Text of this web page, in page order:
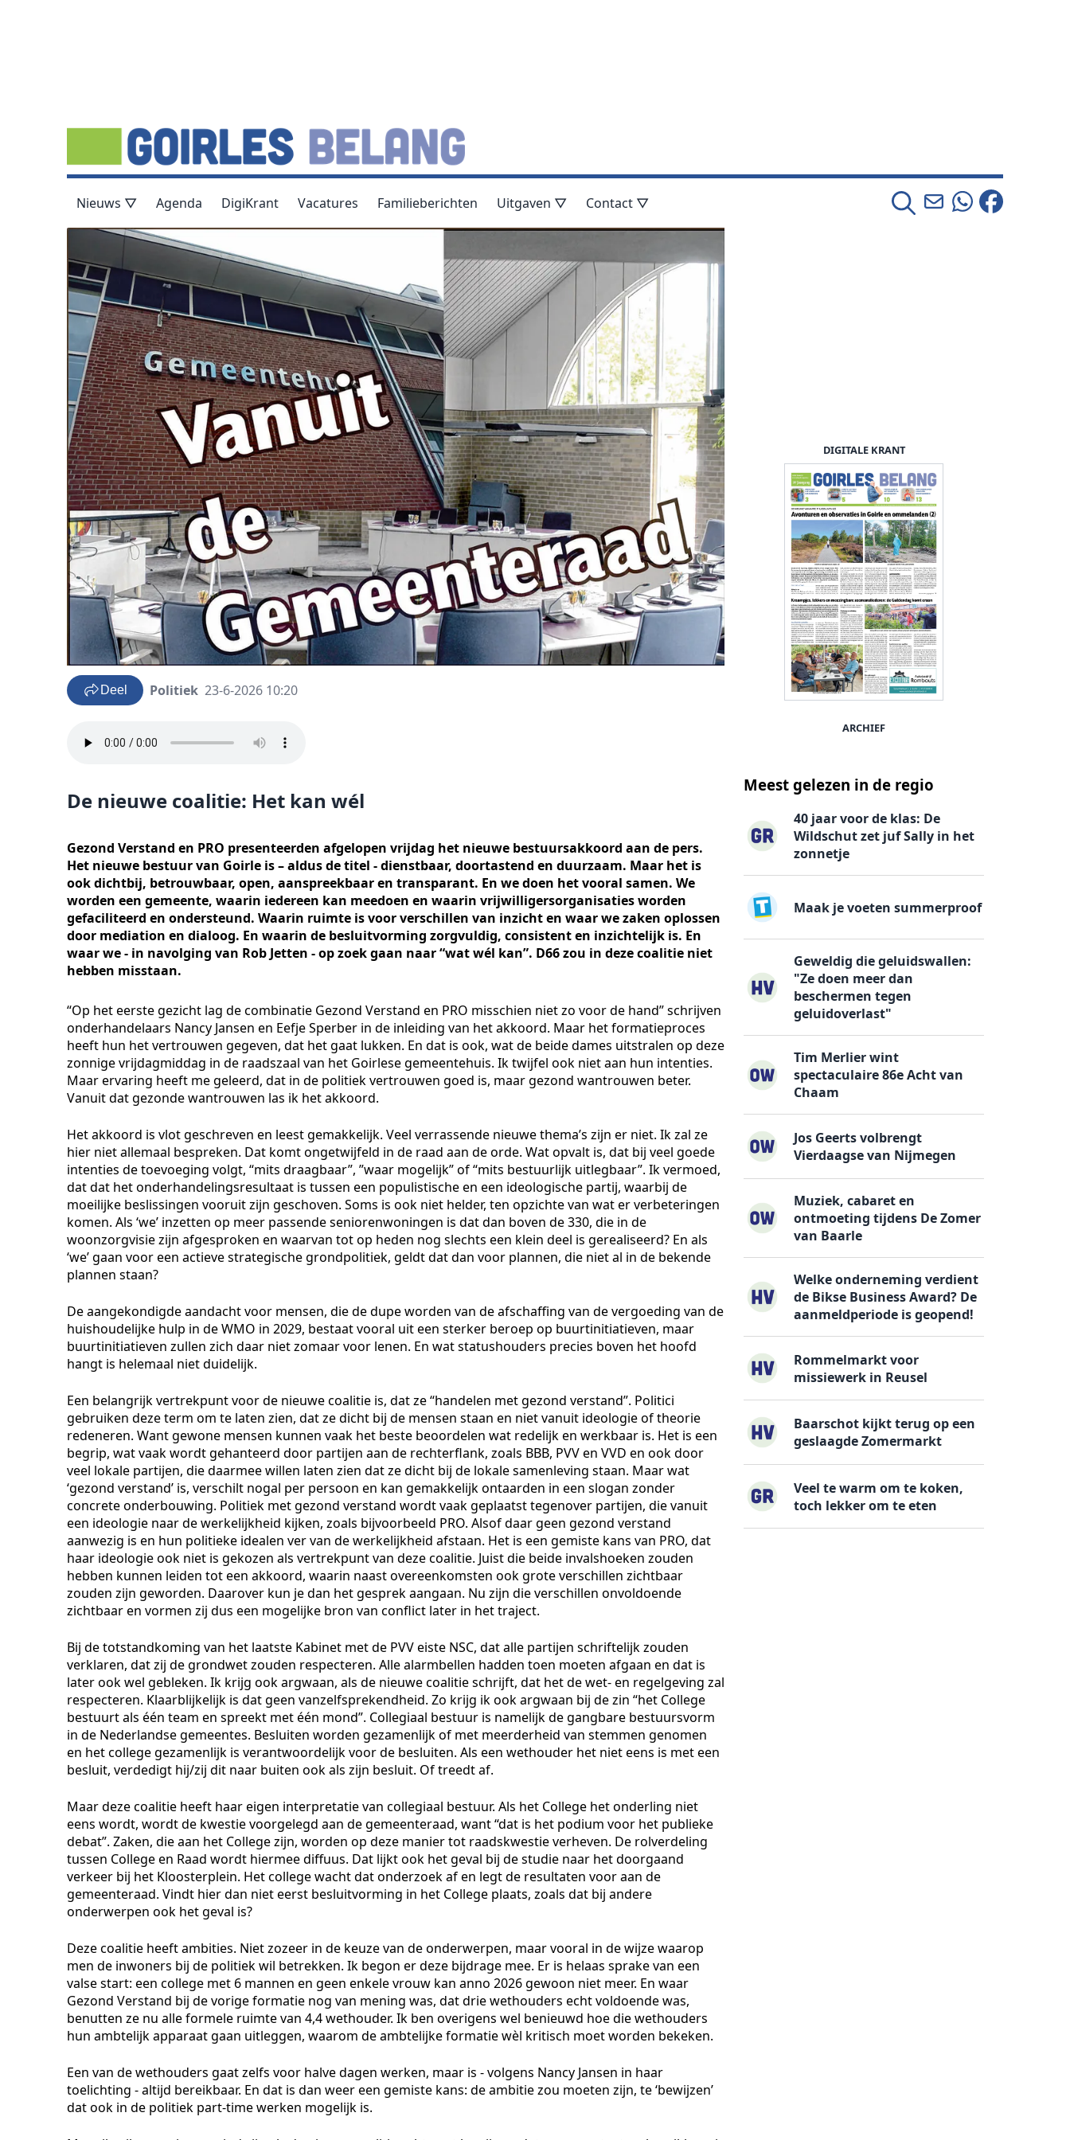
Nieuws ▽ Agenda DigiKrant Vacatures Familieberichten Uitgaven ▽ Contact ▽
Deel Politiek 23-6-2026 10:20
De nieuwe coalitie: Het kan wél
Gezond Verstand en PRO presenteerden afgelopen vrijdag het nieuwe bestuursakkoord aan de pers.
Het nieuwe bestuur van Goirle is – aldus de titel - dienstbaar, doortastend en duurzaam. Maar het is
ook dichtbij, betrouwbaar, open, aanspreekbaar en transparant. En we doen het vooral samen. We
worden een gemeente, waarin iedereen kan meedoen en waarin vrijwilligersorganisaties worden
gefaciliteerd en ondersteund. Waarin ruimte is voor verschillen van inzicht en waar we zaken oplossen
door mediation en dialoog. En waarin de besluitvorming zorgvuldig, consistent en inzichtelijk is. En
waar we - in navolging van Rob Jetten - op zoek gaan naar “wat wél kan”. D66 zou in deze coalitie niet
hebben misstaan.
“Op het eerste gezicht lag de combinatie Gezond Verstand en PRO misschien niet zo voor de hand” schrijven
onderhandelaars Nancy Jansen en Eefje Sperber in de inleiding van het akkoord. Maar het formatieproces
heeft hun het vertrouwen gegeven, dat het gaat lukken. En dat is ook, wat de beide dames uitstralen op deze
zonnige vrijdagmiddag in de raadszaal van het Goirlese gemeentehuis. Ik twijfel ook niet aan hun intenties.
Maar ervaring heeft me geleerd, dat in de politiek vertrouwen goed is, maar gezond wantrouwen beter.
Vanuit dat gezonde wantrouwen las ik het akkoord.
Het akkoord is vlot geschreven en leest gemakkelijk. Veel verrassende nieuwe thema’s zijn er niet. Ik zal ze
hier niet allemaal bespreken. Dat komt ongetwijfeld in de raad aan de orde. Wat opvalt is, dat bij veel goede
intenties de toevoeging volgt, “mits draagbaar”, ”waar mogelijk” of “mits bestuurlijk uitlegbaar”. Ik vermoed,
dat dat het onderhandelingsresultaat is tussen een populistische en een ideologische partij, waarbij de
moeilijke beslissingen vooruit zijn geschoven. Soms is ook niet helder, ten opzichte van wat er verbeteringen
komen. Als ‘we’ inzetten op meer passende seniorenwoningen is dat dan boven de 330, die in de
woonzorgvisie zijn afgesproken en waarvan tot op heden nog slechts een klein deel is gerealiseerd? En als
‘we’ gaan voor een actieve strategische grondpolitiek, geldt dat dan voor plannen, die niet al in de bekende
plannen staan?
De aangekondigde aandacht voor mensen, die de dupe worden van de afschaffing van de vergoeding van de
huishoudelijke hulp in de WMO in 2029, bestaat vooral uit een sterker beroep op buurtinitiatieven, maar
buurtinitiatieven zullen zich daar niet zomaar voor lenen. En wat statushouders precies boven het hoofd
hangt is helemaal niet duidelijk.
Een belangrijk vertrekpunt voor de nieuwe coalitie is, dat ze “handelen met gezond verstand”. Politici
gebruiken deze term om te laten zien, dat ze dicht bij de mensen staan en niet vanuit ideologie of theorie
redeneren. Want gewone mensen kunnen vaak het beste beoordelen wat redelijk en werkbaar is. Het is een
begrip, wat vaak wordt gehanteerd door partijen aan de rechterflank, zoals BBB, PVV en VVD en ook door
veel lokale partijen, die daarmee willen laten zien dat ze dicht bij de lokale samenleving staan. Maar wat
‘gezond verstand’ is, verschilt nogal per persoon en kan gemakkelijk ontaarden in een slogan zonder
concrete onderbouwing. Politiek met gezond verstand wordt vaak geplaatst tegenover partijen, die vanuit
een ideologie naar de werkelijkheid kijken, zoals bijvoorbeeld PRO. Alsof daar geen gezond verstand
aanwezig is en hun politieke idealen ver van de werkelijkheid afstaan. Het is een gemiste kans van PRO, dat
haar ideologie ook niet is gekozen als vertrekpunt van deze coalitie. Juist die beide invalshoeken zouden
hebben kunnen leiden tot een akkoord, waarin naast overeenkomsten ook grote verschillen zichtbaar
zouden zijn geworden. Daarover kun je dan het gesprek aangaan. Nu zijn die verschillen onvoldoende
zichtbaar en vormen zij dus een mogelijke bron van conflict later in het traject.
Bij de totstandkoming van het laatste Kabinet met de PVV eiste NSC, dat alle partijen schriftelijk zouden
verklaren, dat zij de grondwet zouden respecteren. Alle alarmbellen hadden toen moeten afgaan en dat is
later ook wel gebleken. Ik krijg ook argwaan, als de nieuwe coalitie schrijft, dat het de wet- en regelgeving zal
respecteren. Klaarblijkelijk is dat geen vanzelfsprekendheid. Zo krijg ik ook argwaan bij de zin “het College
bestuurt als één team en spreekt met één mond”. Collegiaal bestuur is namelijk de gangbare bestuursvorm
in de Nederlandse gemeentes. Besluiten worden gezamenlijk of met meerderheid van stemmen genomen
en het college gezamenlijk is verantwoordelijk voor de besluiten. Als een wethouder het niet eens is met een
besluit, verdedigt hij/zij dit naar buiten ook als zijn besluit. Of treedt af.
Maar deze coalitie heeft haar eigen interpretatie van collegiaal bestuur. Als het College het onderling niet
eens wordt, wordt de kwestie voorgelegd aan de gemeenteraad, want “dat is het podium voor het publieke
debat”. Zaken, die aan het College zijn, worden op deze manier tot raadskwestie verheven. De rolverdeling
tussen College en Raad wordt hiermee diffuus. Dat lijkt ook het geval bij de studie naar het doorgaand
verkeer bij het Kloosterplein. Het college wacht dat onderzoek af en legt de resultaten voor aan de
gemeenteraad. Vindt hier dan niet eerst besluitvorming in het College plaats, zoals dat bij andere
onderwerpen ook het geval is?
Deze coalitie heeft ambities. Niet zozeer in de keuze van de onderwerpen, maar vooral in de wijze waarop
men de inwoners bij de politiek wil betrekken. Ik begon er deze bijdrage mee. Er is helaas sprake van een
valse start: een college met 6 mannen en geen enkele vrouw kan anno 2026 gewoon niet meer. En waar
Gezond Verstand bij de vorige formatie nog van mening was, dat drie wethouders echt voldoende was,
benutten ze nu alle formele ruimte van 4,4 wethouder. Ik ben overigens wel benieuwd hoe die wethouders
hun ambtelijk apparaat gaan uitleggen, waarom de ambtelijke formatie wèl kritisch moet worden bekeken.
Een van de wethouders gaat zelfs voor halve dagen werken, maar is - volgens Nancy Jansen in haar
toelichting - altijd bereikbaar. En dat is dan weer een gemiste kans: de ambitie zou moeten zijn, te ‘bewijzen’
dat ook in de politiek part-time werken mogelijk is.
DIGITALE KRANT
ARCHIEF
Meest gelezen in de regio
40 jaar voor de klas: De
Wildschut zet juf Sally in het
zonnetje
Maak je voeten summerproof
Geweldig die geluidswallen:
"Ze doen meer dan
beschermen tegen
geluidoverlast"
Tim Merlier wint
spectaculaire 86e Acht van
Chaam
Jos Geerts volbrengt
Vierdaagse van Nijmegen
Muziek, cabaret en
ontmoeting tijdens De Zomer
van Baarle
Welke onderneming verdient
de Bikse Business Award? De
aanmeldperiode is geopend!
Rommelmarkt voor
missiewerk in Reusel
Baarschot kijkt terug op een
geslaagde Zomermarkt
Veel te warm om te koken,
toch lekker om te eten